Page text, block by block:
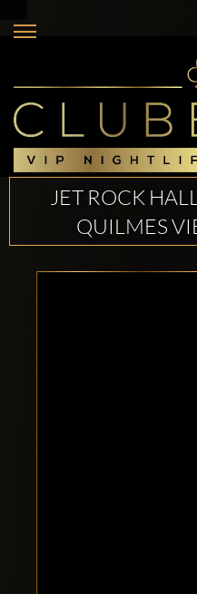
JET ROCK
QUILMES